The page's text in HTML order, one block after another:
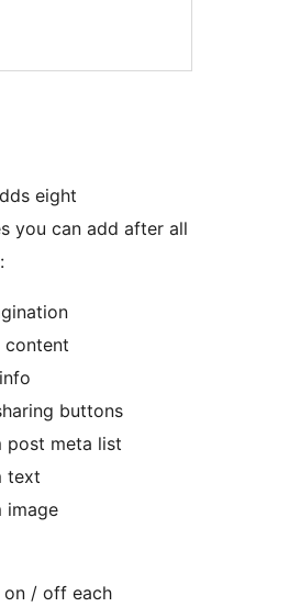
eight
you can add after all
content
buttons
post meta list
text
image
on / off each